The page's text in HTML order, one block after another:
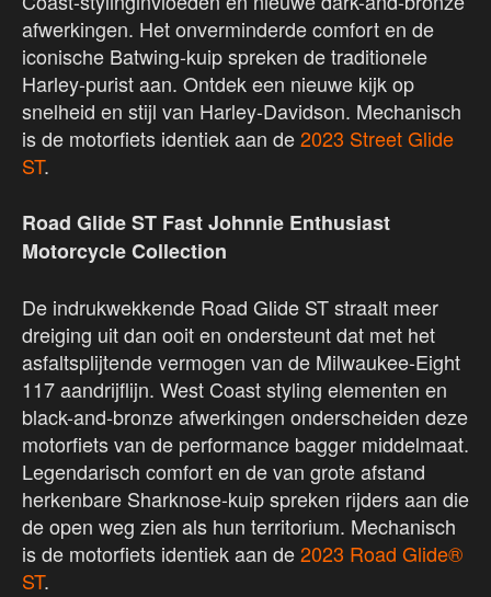
afwerkingen. Het onverminderde comfort en de
iconische Batwing-kuip spreken de traditionele
Harley-purist aan. Ontdek een nieuwe kijk op
snelheid en stijl van Harley-Davidson. Mechanisch
is de motorfiets identiek aan de2023 Street Glide
ST.
Road Glide ST Fast Johnnie Enthusiast
Motorcycle Collection
De indrukwekkende Road Glide ST straalt meer
dreiging uit dan ooit en ondersteunt dat met het
asfaltsplijtende vermogen van de Milwaukee-Eight
117 aandrijflijn. West Coast styling elementen en
black-and-bronze afwerkingen onderscheiden deze
motorfiets van de performance bagger middelmaat.
Legendarisch comfort en de van grote afstand
herkenbare Sharknose-kuip spreken rijders aan die
de open weg zien als hun territorium. Mechanisch
is de motorfiets identiek aan de2023 Road Glide®
ST.